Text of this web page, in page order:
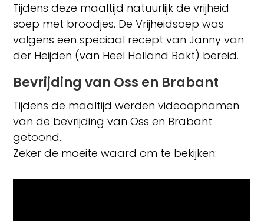
Tijdens deze maaltijd natuurlijk de vrijheid
soep met broodjes. De Vrijheidsoep was
volgens een speciaal recept van Janny van
der Heijden (van Heel Holland Bakt) bereid.
Bevrijding van Oss en Brabant
Tijdens de maaltijd werden videoopnamen
van de bevrijding van Oss en Brabant
getoond.
Zeker de moeite waard om te bekijken: